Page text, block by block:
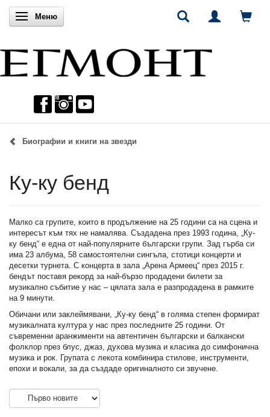
Включи навигацията
Меню
Биографии и книги на звезди
Ку-ку бенд
Малко са групите, които в продължение на 25 години са на сцена и
интересът към тях не намалява. Създадена през 1993 година, „Ку-
ку бенд“ е една от най-популярните български групи. Зад гърба си
има 23 албума, 58 самостоятелни сингъла, стотици концерти и
десетки турнета. С концерта в зала „Арена Армеец“ през 2015 г.
бендът поставя рекорд за най-бързо продадени билети за
музикално събитие у нас – цялата зала е разпродадена в рамките
на 9 минути.
Обичани или заклеймявани, „Ку-ку бенд“ в голяма степен формират
музикалната култура у нас през последните 25 години. От
съвременни аранжименти на автентичен български и балкански
фолклор през блус, джаз, духова музика и класика до симфонична
музика и рок. Групата с лекота комбинира стилове, инструменти,
епохи и вокали, за да създаде оригиналното си звучене.